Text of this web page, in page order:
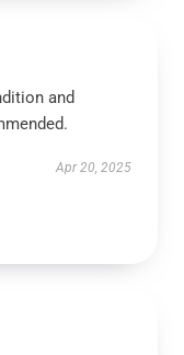
and
Apr 20, 2025